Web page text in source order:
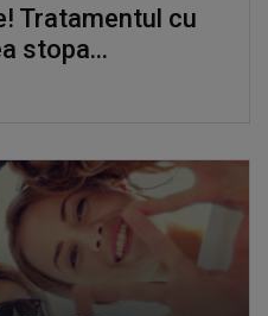
Tratamentul cu
stopa...